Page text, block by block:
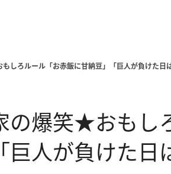
ろルール「お赤飯に甘納豆」「巨人が負けた日は
爆笑★おもし
人が負けた日